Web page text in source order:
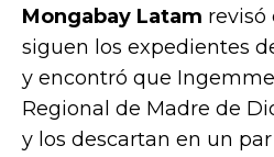
Mongabay Latam revisó
siguen los expedientes
y encontró que
Regional de Madre de
y los descartan en un